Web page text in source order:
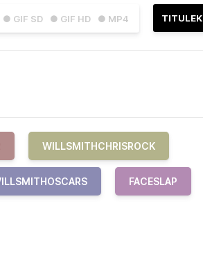
● GIF SD ● GIF HD ● MP4 TITULEK
WILLSMITHCHRISROCK
FACESLAP